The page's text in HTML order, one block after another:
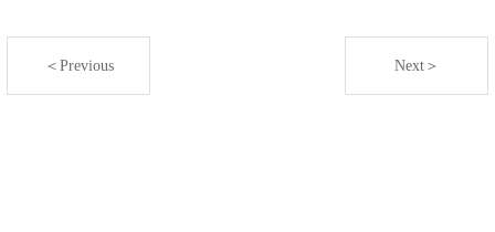
＜Previous Next＞